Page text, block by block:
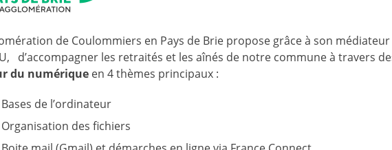
de Coulommiers en Pays de Brie propose grâce à son
d’accompagner les retraités et les aînés de notre commune à travers
du numérique en 4 thèmes principaux :
Bases de l’ordinateur
Organisation des fichiers